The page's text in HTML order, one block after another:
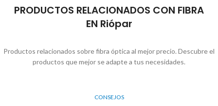
PRODUCTOS RELACIONADOS CON FIBRA
EN Riópar
Productos relacionados sobre fibra óptica al mejor precio. Descubre el
productos que mejor se adapte a tus necesidades.
CONSEJOS